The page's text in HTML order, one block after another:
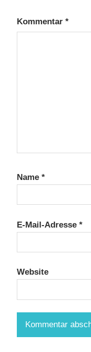
Kommentar *
Name *
E-Mail-Adresse *
Website